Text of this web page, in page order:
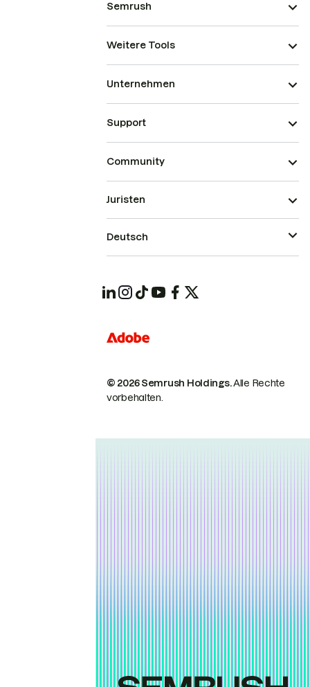
Semrush
Weitere Tools
Unternehmen
Support
Community
© 2026 Semrush Holdings.Alle Rechte
vorbehalten.
Juristen
Deutsch